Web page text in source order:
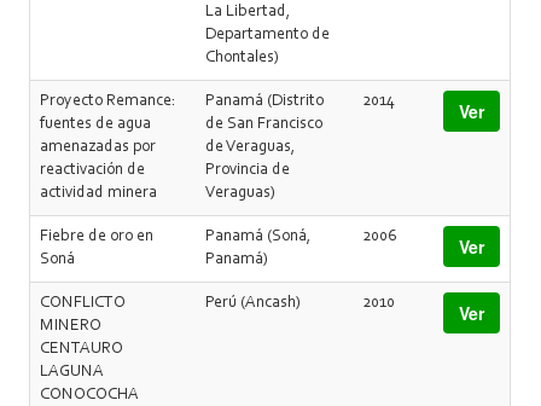
La Libertad,
Departamento de
Chontales)
Proyecto Remance:
fuentes de agua
amenazadas por
reactivación de
actividad minera
Panamá (Distrito
de San Francisco
de Veraguas,
Provincia de
Veraguas)
2014 Ver
Fiebre de oro en
Soná
Panamá (Soná,
Panamá)
2006 Ver
CONFLICTO
MINERO
CENTAURO
LAGUNA
CONOCOCHA
Perú (Ancash) 2010 Ver